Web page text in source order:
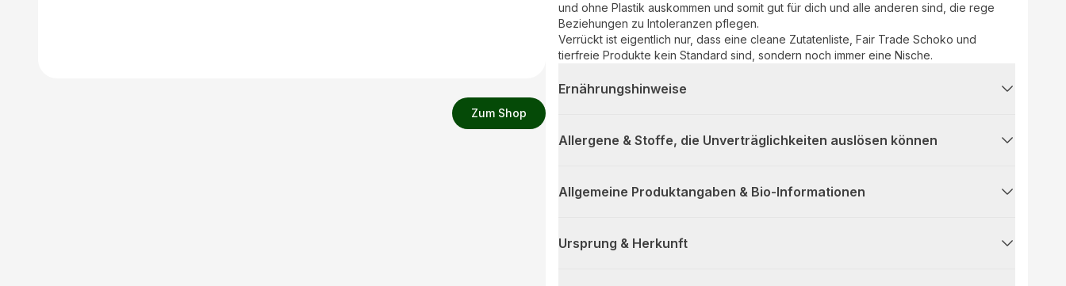
Zum Shop
und ohne Plastik auskommen und somit gut für dich und alle anderen sind, die rege
Beziehungen zu Intoleranzen pflegen.
Verrückt ist eigentlich nur, dass eine cleane Zutatenliste, Fair Trade Schoko und
tierfreie Produkte kein Standard sind, sondern noch immer eine Nische.
Ernährungshinweise
Allergene & Stoffe, die Unverträglichkeiten auslösen können
Allgemeine Produktangaben & Bio-Informationen
Ursprung & Herkunft